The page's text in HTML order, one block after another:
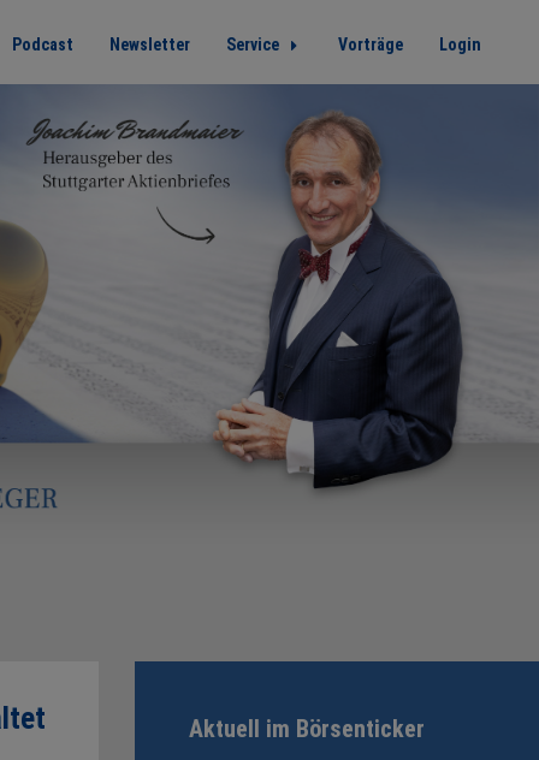
Podcast Newsletter Service Vorträge Login
Aktuell im Börsenticker